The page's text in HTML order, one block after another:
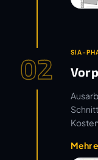
02 SIA-
Mehr